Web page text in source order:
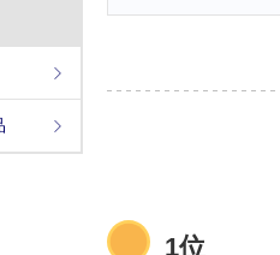
1位